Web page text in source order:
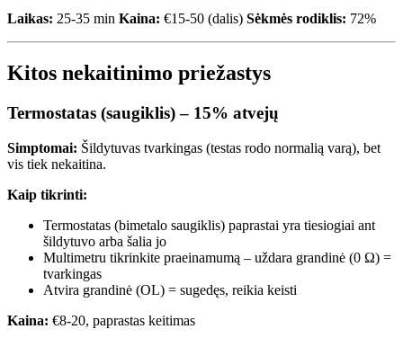
Laikas: 25-35 min Kaina: €15-50 (dalis) Sėkmės rodiklis: 72%
Kitos nekaitinimo priežastys
Termostatas (saugiklis) – 15% atvejų
Simptomai: Šildytuvas tvarkingas (testas rodo normalią varą), bet
vis tiek nekaitina.
Kaip tikrinti:
Termostatas (bimetalo saugiklis) paprastai yra tiesiogiai ant
šildytuvo arba šalia jo
Multimetru tikrinkite praeinamumą – uždara grandinė (0 Ω) =
tvarkingas
Atvira grandinė (OL) = sugedęs, reikia keisti
Kaina: €8-20, paprastas keitimas